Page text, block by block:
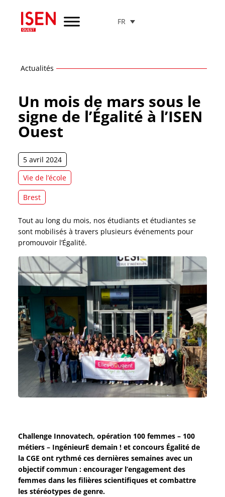
contenu
FR
Actualités
Un mois de mars sous le
signe de l’Égalité à l’ISEN
Ouest
5 avril 2024
Vie de l’école
Brest
Tout au long du mois, nos étudiants et étudiantes se
sont mobilisés à travers plusieurs événements pour
promouvoir l’Égalité.
Challenge Innovatech, opération 100 femmes – 100
métiers – IngénieurE demain ! et concours Égalité de
la CGE ont rythmé ces dernières semaines avec un
objectif commun : encourager l’engagement des
femmes dans les filières scientifiques et combattre
les stéréotypes de genre.